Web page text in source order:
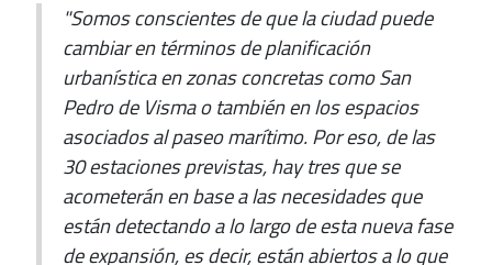
"Somos conscientes de que la ciudad puede
cambiar en términos de planificación
urbanística en zonas concretas como San
Pedro de Visma o también en los espacios
asociados al paseo marítimo. Por eso, de las
30 estaciones previstas, hay tres que se
acometerán en base a las necesidades que
están detectando a lo largo de esta nueva fase
de expansión, es decir, están abiertos a lo que